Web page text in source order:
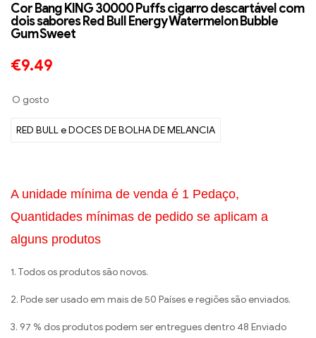
Cor Bang KING 30000 Puffs cigarro descartável com
dois sabores Red Bull Energy Watermelon Bubble
Gum Sweet
€9.49
O gosto
RED BULL e DOCES DE BOLHA DE MELANCIA
A unidade mínima de venda é 1 Pedaço,
Quantidades mínimas de pedido se aplicam a
alguns produtos
1. Todos os produtos são novos.
2. Pode ser usado em mais de 50 Países e regiões são enviados.
3. 97 % dos produtos podem ser entregues dentro 48 Enviado